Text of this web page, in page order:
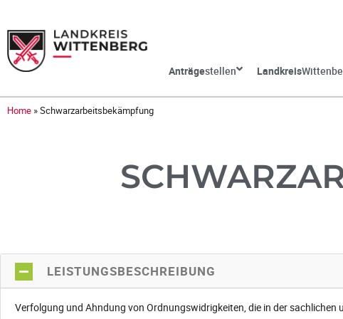
Anträgestellen Landkreis
Home »Schwarzarbeitsbekämpfung
LEISTUNGSBESCHREIBUNG
Verfolgung und Ahndung von Ordnungswidrigkeiten, die in der sachlichen